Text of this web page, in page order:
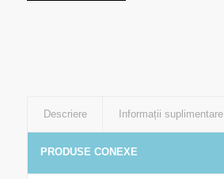
Descriere Informații suplimentare
PRODUSE CONEXE